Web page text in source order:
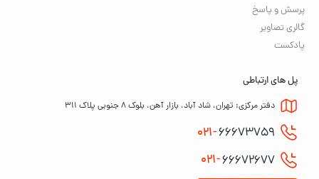
پرسش و پاسخ
گالری تصاویر
پادکست
پل های ارتباطی
دفتر مرکزی: تهران، شاد آباد، بازار آهن، بلوک ۸ جنوبی پلاک ۳۱۱
021-66673759
021-66672677